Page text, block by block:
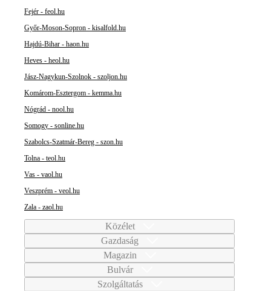
Fejér - feol.hu
Győr-Moson-Sopron - kisalfold.hu
Hajdú-Bihar - haon.hu
Heves - heol.hu
Jász-Nagykun-Szolnok - szoljon.hu
Komárom-Esztergom - kemma.hu
Nógrád - nool.hu
Somogy - sonline.hu
Szabolcs-Szatmár-Bereg - szon.hu
Tolna - teol.hu
Vas - vaol.hu
Veszprém - veol.hu
Zala - zaol.hu
Közélet
Gazdaság
Magazin
Bulvár
Szolgáltatás